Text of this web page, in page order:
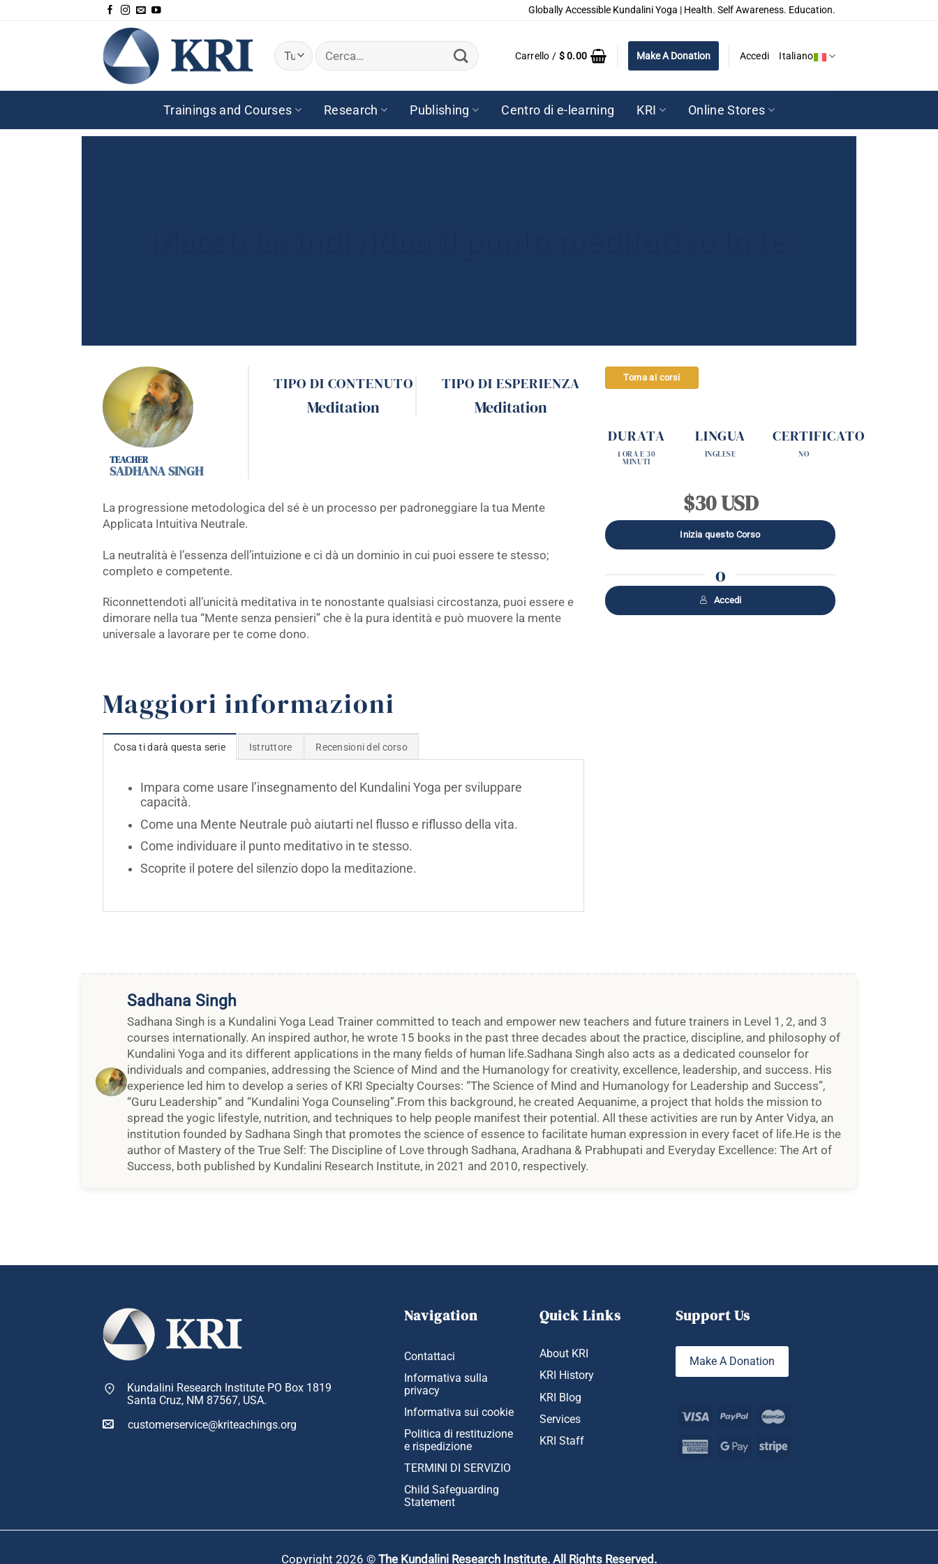
Globally Accessible Kundalini Yoga | Health. Self Awareness. Education.
Cerca:
Carrello / $0.00 Make A Donation Accedi Italiano
Trainings and Courses Research Publishing Centro di e-learning KRI Online Stores
SADHANA SINGH
TIPO DI CONTENUTO
Meditation
TIPO DI ESPERIENZA
Meditation
La progressione metodologica del sé è un processo per padroneggiare la tua Mente
Applicata Intuitiva Neutrale.
La neutralità è l’essenza dell’intuizione e ci dà un dominio in cui puoi essere te stesso;
completo e competente.
Riconnettendoti all’unicità meditativa in te nonostante qualsiasi circostanza, puoi essere e
dimorare nella tua “Mente senza pensieri” che è la pura identità e può muovere la mente
universale a lavorare per te come dono.
Maggiori informazioni
Cosa ti darà questa serie Istruttore Recensioni del corso
Impara come usare l’insegnamento del Kundalini Yoga per sviluppare
capacità.
Come una Mente Neutrale può aiutarti nel flusso e riflusso della vita.
Come individuare il punto meditativo in te stesso.
Scoprite il potere del silenzio dopo la meditazione.
Torna ai corsi
DURATA
1 ORA E 30
MINUTI
LINGUA
INGLESE
CERTIFICATO
NO
$30 USD
o
Accedi
Sadhana Singh
Sadhana Singh is a Kundalini Yoga Lead Trainer committed to teach and empower new teachers and future trainers in Level 1, 2, and 3
courses internationally. An inspired author, he wrote 15 books in the past three decades about the practice, discipline, and philosophy of
Kundalini Yoga and its different applications in the many fields of human life.Sadhana Singh also acts as a dedicated counselor for
individuals and companies, addressing the Science of Mind and the Humanology for creativity, excellence, leadership, and success. His
experience led him to develop a series of KRI Specialty Courses: “The Science of Mind and Humanology for Leadership and Success”,
“Guru Leadership” and “Kundalini Yoga Counseling”.From this background, he created Aequanime, a project that holds the mission to
spread the yogic lifestyle, nutrition, and techniques to help people manifest their potential. All these activities are run by Anter Vidya, an
institution founded by Sadhana Singh that promotes the science of essence to facilitate human expression in every facet of life.He is the
author of Mastery of the True Self: The Discipline of Love through Sadhana, Aradhana & Prabhupati and Everyday Excellence: The Art of
Success, both published by Kundalini Research Institute, in 2021 and 2010, respectively.
Kundalini Research Institute PO Box 1819
Santa Cruz, NM 87567, USA.
customerservice@kriteachings.org
Navigation
Contattaci
Informativa sulla
privacy
Informativa sui cookie
Politica di restituzione
e rispedizione
TERMINI DI SERVIZIO
Child Safeguarding
Statement
Quick Links
About KRI
KRI History
KRI Blog
Services
KRI Staff
Support Us
Make A Donation
Copyright 2026 © The Kundalini Research Institute. All Rights Reserved.